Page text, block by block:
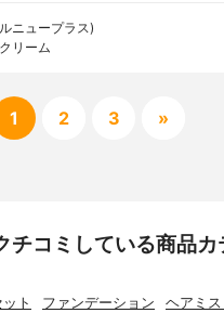
ニュープラス)
リーム
1 2 3 »
コミしている商品カ
ト ファンデーション ヘアミス